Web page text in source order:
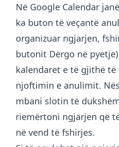
Në Google Calendar
ka buton të veçantë
organizuar ngjarjen,
butonit Dërgo në
kalendaret e të gjithë
njoftimin e anulimit.
mbani slotin të
riemërtoni ngjarjen që
në vend të fshirjes.